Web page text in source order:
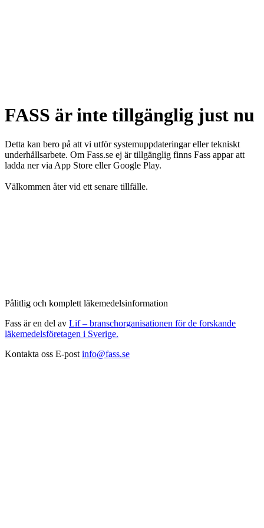
FASS är inte tillgänglig just nu
Detta kan bero på att vi utför systemuppdateringar eller tekniskt
underhållsarbete. Om Fass.se ej är tillgänglig finns Fass appar att
ladda ner via App Store eller Google Play.
Välkommen åter vid ett senare tillfälle.
Pålitlig och komplett läkemedelsinformation
Fass är en del av Lif – branschorganisationen för de forskande
läkemedelsföretagen i Sverige.
Kontakta oss E-post info@fass.se